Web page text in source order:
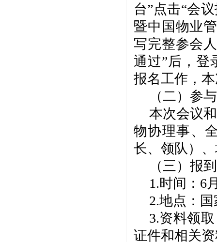
台”点击“会
暨中国物业
写完整参会
通过”后，登
报名工作，
（二）参
本次会议和
物协理事、
长、领队）
（三）报
1.时间： 6
2.地点：
3.资料领
证件和相关